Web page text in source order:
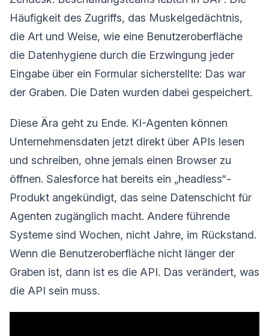
Häufigkeit des Zugriffs, das Muskelgedächtnis,
die Art und Weise, wie eine Benutzeroberfläche
die Datenhygiene durch die Erzwingung jeder
Eingabe über ein Formular sicherstellte: Das war
der Graben. Die Daten wurden dabei gespeichert.
Diese Ära geht zu Ende. KI-Agenten können
Unternehmensdaten jetzt direkt über APIs lesen
und schreiben, ohne jemals einen Browser zu
öffnen. Salesforce hat bereits ein „headless“-
Produkt angekündigt, das seine Datenschicht für
Agenten zugänglich macht. Andere führende
Systeme sind Wochen, nicht Jahre, im Rückstand.
Wenn die Benutzeroberfläche nicht länger der
Graben ist, dann ist es die API. Das verändert, was
die API sein muss.